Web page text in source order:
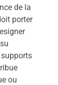
de la
porter
ou